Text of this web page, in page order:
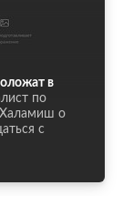
в
по
о
с